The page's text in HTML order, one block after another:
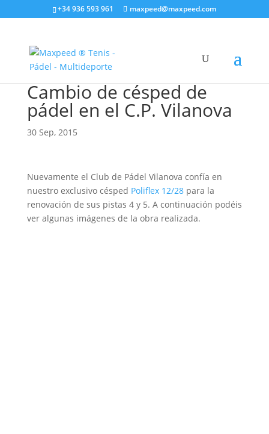
+34 936 593 961 maxpeed@maxpeed.com
Cambio de césped de
pádel en el C.P. Vilanova
30 Sep, 2015
Nuevamente el Club de Pádel Vilanova confía en
nuestro exclusivo césped Poliflex 12/28para la
renovación de sus pistas 4 y 5. A continuación podéis
ver algunas imágenes de la obra realizada.